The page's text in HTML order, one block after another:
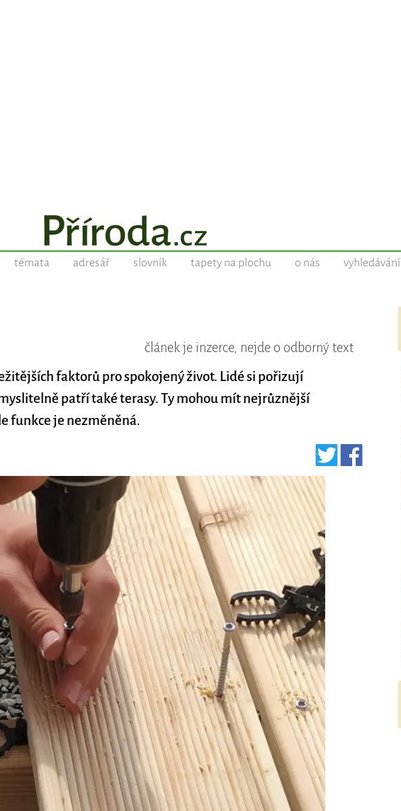
témata adresář slovník tapety na plochu o nás vyhledávání
článek je inzerce, nejde o odborný text
faktorů pro spokojený život. Lidé si pořizují
patří také terasy. Ty mohou mít nejrůznější
funkce je nezměněná.